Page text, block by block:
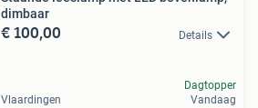
dimbaar
€ 100,00 Details
Vlaardingen
Dagtopper
Vandaag